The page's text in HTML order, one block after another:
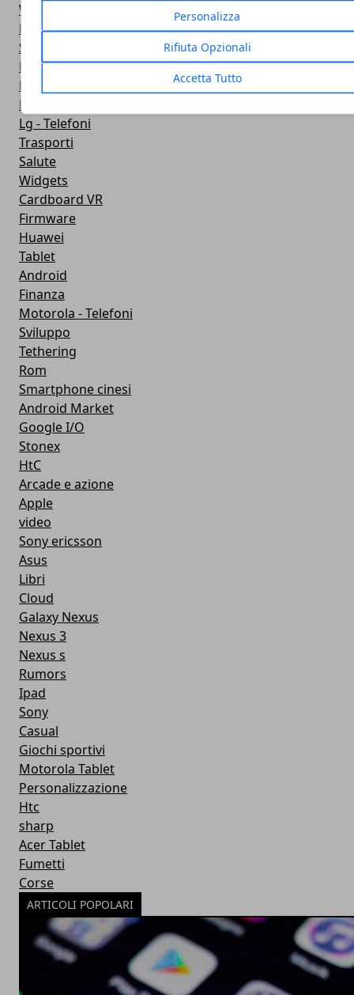
Personalizza
Rifiuta Opzionali
Accetta Tutto
Widget Meteo
Ricezione WiFi
Sport
Meteo
Rooting
Emulazione
Lg - Telefoni
Trasporti
Salute
Widgets
Cardboard VR
Firmware
Huawei
Tablet
Android
Finanza
Motorola - Telefoni
Sviluppo
Tethering
Rom
Smartphone cinesi
Android Market
Google I/O
Stonex
HtC
Arcade e azione
Apple
video
Sony ericsson
Asus
Libri
Cloud
Galaxy Nexus
Nexus 3
Nexus s
Rumors
Ipad
Sony
Casual
Giochi sportivi
Motorola Tablet
Personalizzazione
Htc
sharp
Acer Tablet
Fumetti
Corse
ARTICOLI POPOLARI